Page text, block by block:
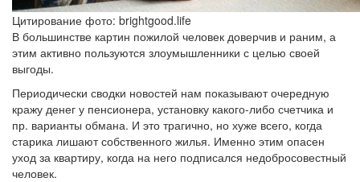
Цитирование фото: brightgood.life
В большинстве картин пожилой человек доверчив и раним, а
этим активно пользуются злоумышленники с целью своей
выгоды.
Периодически сводки новостей нам показывают очередную
кражу денег у пенсионера, установку какого-либо счетчика и
пр. варианты обмана. И это трагично, но хуже всего, когда
старика лишают собственного жилья. Именно этим опасен
уход за квартиру, когда на него подписался недобросовестный
человек.